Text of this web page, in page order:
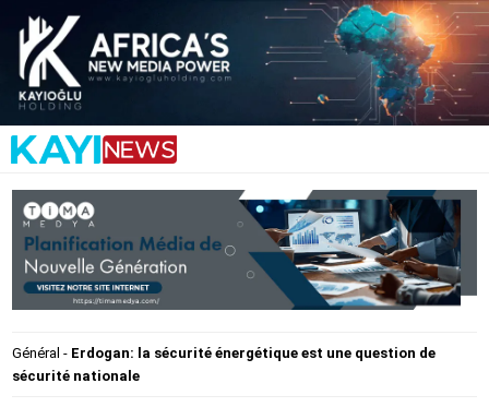
Général - Erdogan: la sécurité énergétique est une question de
sécurité nationale